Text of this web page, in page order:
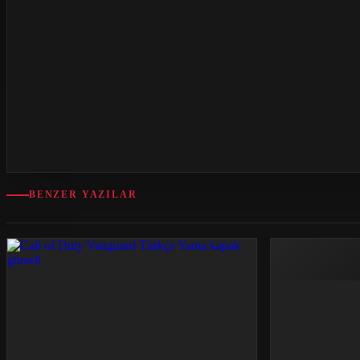
BENZER YAZILAR